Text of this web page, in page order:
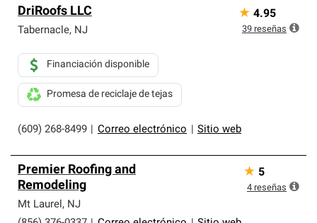
DriRoofs LLC
Tabernacle, NJ
(609) 268-8499 Correo electrónico Sitio web
Financiación disponible
Promesa de reciclaje de tejas
★ 4.95
39 reseñas
Premier Roofing and
Remodeling
Mt Laurel, NJ
★ 5
4 reseñas